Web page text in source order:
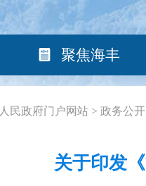
聚焦海丰
民政府门户网站 > 政务公开
关于印发